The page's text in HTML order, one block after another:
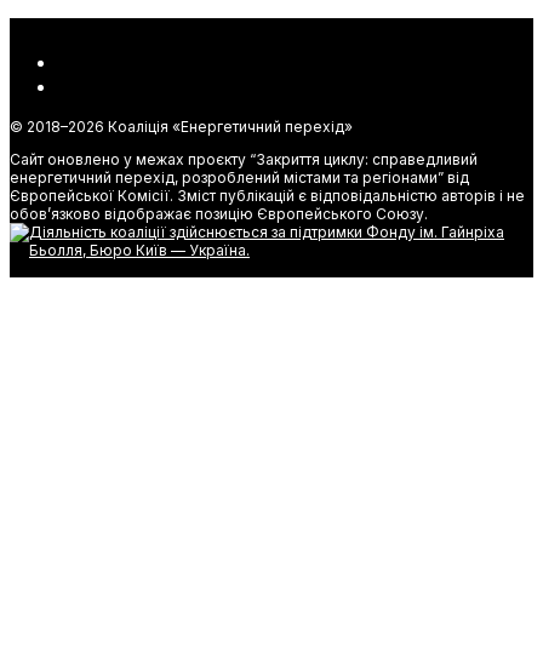
© 2018–2026 Коаліція «Енергетичний перехід»
Сайт оновлено у межах проєкту “Закриття циклу: справедливий
енергетичний перехід, розроблений містами та регіонами” від
Європейської Комісії. Зміст публікацій є відповідальністю авторів і не
обов’язково відображає позицію Європейського Союзу.